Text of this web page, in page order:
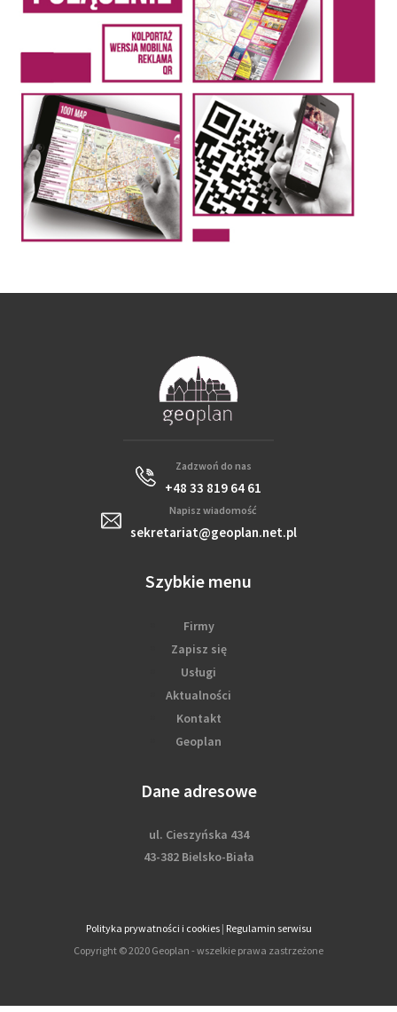
Zadzwoń do nas
+48 33 819 64 61
Napisz wiadomość
sekretariat@geoplan.net.pl
Szybkie menu
Firmy
Zapisz się
Usługi
Aktualności
Kontakt
Geoplan
Dane adresowe
ul. Cieszyńska 434
43-382 Bielsko-Biała
Polityka prywatności i cookies| Regulamin serwisu
Copyright © 2020 Geoplan - wszelkie prawa zastrzeżone